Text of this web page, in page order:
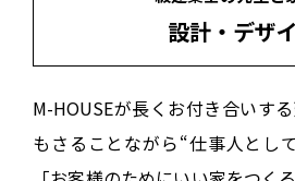
設計・デザ
M-HOUSEが長くお付き合いす
もさることながら“仕事人とし